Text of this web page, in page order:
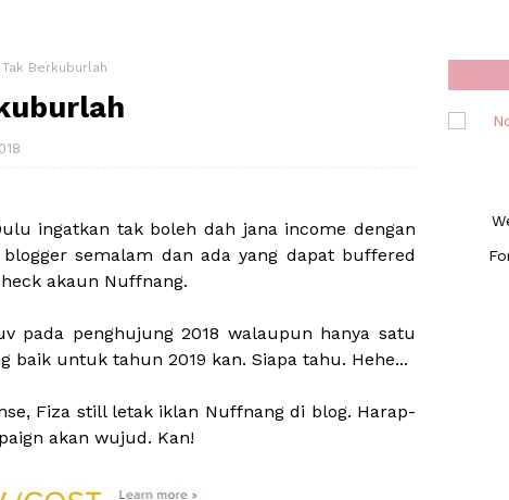
Berkuburlah
ingatkan tak boleh dah jana income dengan
semalam dan ada yang dapat buffered
akaun Nuffnang.
pada penghujung 2018 walaupun hanya satu
baik untuk tahun 2019 kan. Siapa tahu. Hehe...
Fiza still letak iklan Nuffnang di blog. Harap-
akan wujud. Kan!